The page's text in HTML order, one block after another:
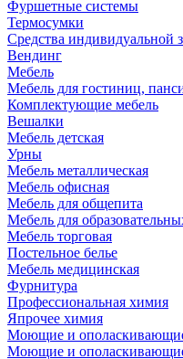
Фуршетные системы
Термосумки
Средства индивидуальной
Вендинг
Мебель
Мебель для гостиниц,
Комплектующие мебель
Вешалки
Мебель детская
Урны
Мебель металлическая
Мебель офисная
Мебель для общепита
Мебель для
Мебель торговая
Постельное белье
Мебель медицинская
Фурнитура
Профессиональная химия
Япрочее химия
Моющие и ополаскивающие
Моющие и ополаскивающие